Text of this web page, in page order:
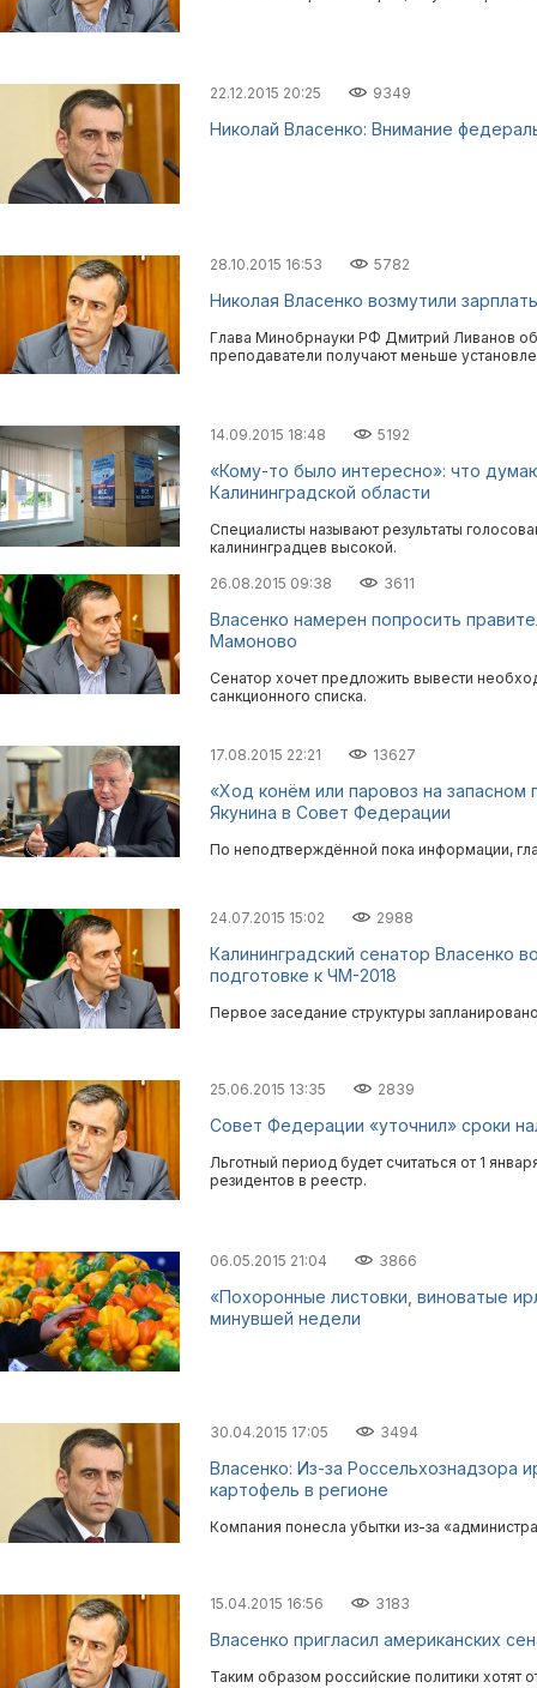
22.12.2015 20:25 9349
Николай Власенко: Внимание
28.10.2015 16:53 5782
Николая Власенко возмутили
Глава Минобрнауки РФ Дмитрий Ливанов
преподаватели получают меньше
14.09.2015 18:48 5192
«Кому-то было интересно»: что
Калининградской области
Специалисты называют результаты
калининградцев высокой.
26.08.2015 09:38
3611
Власенко намерен попросить
Мамоново
Сенатор хочет предложить вывести
санкционного списка.
17.08.2015 22:21 13627
«Ход конём или паровоз на запасном
Якунина в Совет Федерации
По неподтверждённой пока информации,
24.07.2015 15:02 2988
Калининградский сенатор Власенко
подготовке к ЧМ-2018
Первое заседание структуры
25.06.2015 13:35 2839
Совет Федерации «уточнил» сроки
Льготный период будет считаться от 1
резидентов в реестр.
06.05.2015 21:04 3866
«Похоронные листовки, виноватые
минувшей недели
30.04.2015 17:05 3494
Власенко: Из-за Россельхознадзора
картофель в регионе
Компания понесла убытки из-за
15.04.2015 16:56 3183
Власенко пригласил американских
Таким образом российские политики хотят